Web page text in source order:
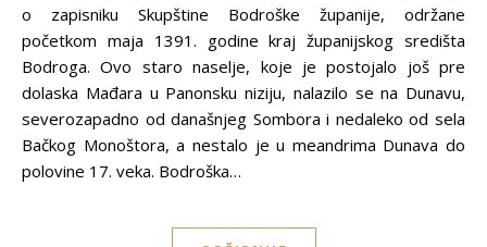
o zapisniku Skupštine Bodroške županije, održane
početkom maja 1391. godine kraj županijskog središta
Bodroga. Ovo staro naselje, koje je postojalo još pre
dolaska Mađara u Panonsku niziju, nalazilo se na Dunavu,
severozapadno od današnjeg Sombora i nedaleko od sela
Bačkog Monoštora, a nestalo je u meandrima Dunava do
polovine 17. veka. Bodroška…